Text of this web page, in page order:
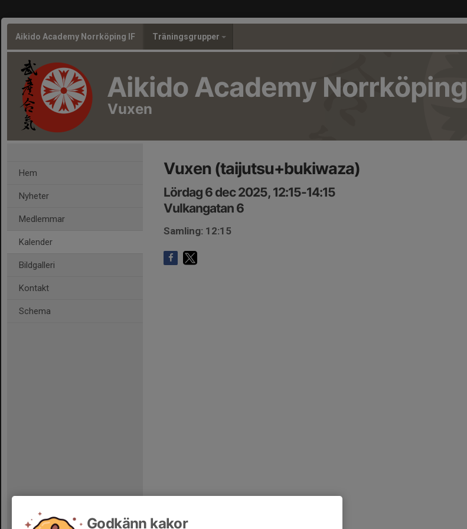
Aikido Academy Norrköping IF Träningsgrupper
Aikido Academy Norrköping
Vuxen
Hem
Nyheter
Medlemmar
Kalender
Bildgalleri
Kontakt
Schema
Vuxen (taijutsu+bukiwaza)
Lördag 6 dec 2025, 12:15-14:15
Vulkangatan 6
Samling: 12:15
Godkänn kakor